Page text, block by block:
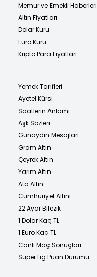
Memur ve Emekli Haberleri
Altın Fiyatları
Dolar Kuru
Euro Kuru
Kripto Para Fiyatları
Yemek Tarifleri
Ayetel Kürsi
Saatlerin Anlamı
Aşk Sözleri
Günaydın Mesajları
Gram Altın
Çeyrek Altın
Yarım Altın
Ata Altın
Cumhuriyet Altını
22 Ayar Bilezik
1 Dolar Kaç TL
1 Euro Kaç TL
Canlı Maç Sonuçları
Süper Lig Puan Durumu